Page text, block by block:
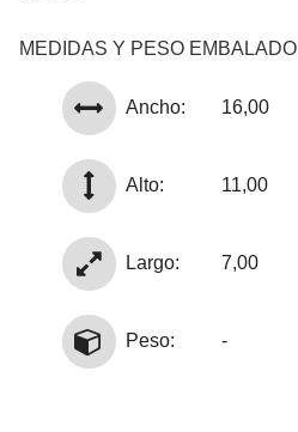
MEDIDAS Y PESO EMBALADO
Ancho: 16,00
Alto: 11,00
Largo: 7,00
Peso: -